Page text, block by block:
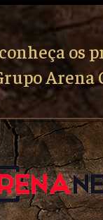
os
Arena